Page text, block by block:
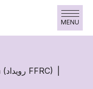
MENU
El Poder del Amor y la Paciencia (رویداد FFRC)